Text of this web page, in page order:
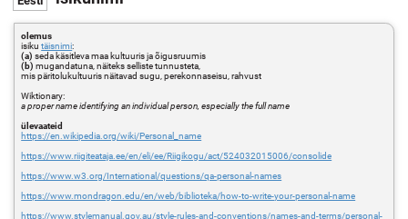
olemus
isikutäisnimi:
(a) seda käsitleva maa kultuuris ja õigusruumis
(b) mugandatuna, näiteks selliste tunnusteta,
mis päritolukultuuris näitavad sugu, perekonnaseisu, rahvust
Wiktionary:
a proper name identifying an individual person, especially the full name
ülevaateid
https://en.wikipedia.org/wiki/Personal_name
https://www.riigiteataja.ee/en/eli/ee/Riigikogu/act/524032015006/consolide
https://www.w3.org/International/questions/qa-personal-names
https://www.mondragon.edu/en/web/biblioteka/how-to-write-your-personal-name
https://www.stylemanual.gov.au/style-rules-and-conventions/names-and-terms/personal-